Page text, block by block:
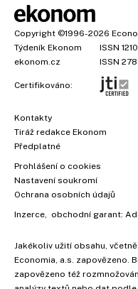
Copyright ©1996-2026
Týdeník Ekonom
ISSN
ekonom.cz
ISSN
Certifikováno:
Kontakty
Tiráž redakce Ekonom
Předplatné
Prohlášení o cookies
Nastavení soukromí
Ochrana osobních údajů
Inzerce , obchodní garant:
Jakékoliv užití obsahu,
Economia, a.s. zapovězeno.
zapovězeno též